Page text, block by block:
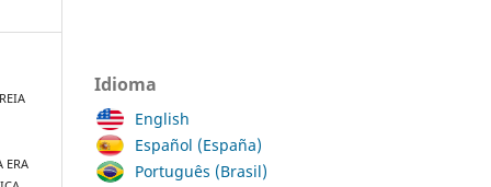
ERA
Idioma
English
Español (España)
Português (Brasil)